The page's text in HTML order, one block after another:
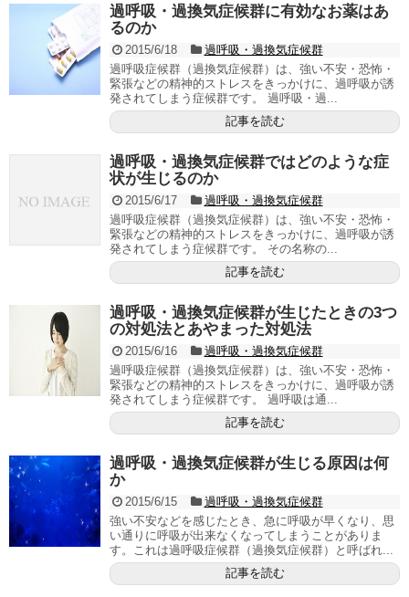
過呼吸・過換気症候群に有効なお薬はあ
るのか
2015/6/18
過呼吸・過換気症候群
過呼吸症候群（過換気症候群）は、強い不安・恐怖・
緊張などの精神的ストレスをきっかけに、過呼吸が誘
発されてしまう症候群です。 過呼吸・過...
記事を読む
過呼吸・過換気症候群ではどのような症
状が生じるのか
2015/6/17
過呼吸・過換気症候群
過呼吸症候群（過換気症候群）は、強い不安・恐怖・
緊張などの精神的ストレスをきっかけに、過呼吸が誘
発されてしまう症候群です。 その名称の...
記事を読む
過呼吸・過換気症候群が生じたときの3つ
の対処法とあやまった対処法
2015/6/16
過呼吸・過換気症候群
過呼吸症候群（過換気症候群）は、強い不安・恐怖・
緊張などの精神的ストレスをきっかけに、過呼吸が誘
発されてしまう症候群です。 過呼吸は通...
記事を読む
過呼吸・過換気症候群が生じる原因は何
か
2015/6/15
過呼吸・過換気症候群
強い不安などを感じたとき、急に呼吸が早くなり、思
い通りに呼吸が出来なくなってしまうことがありま
す。これは過呼吸症候群（過換気症候群）と呼ばれ...
記事を読む